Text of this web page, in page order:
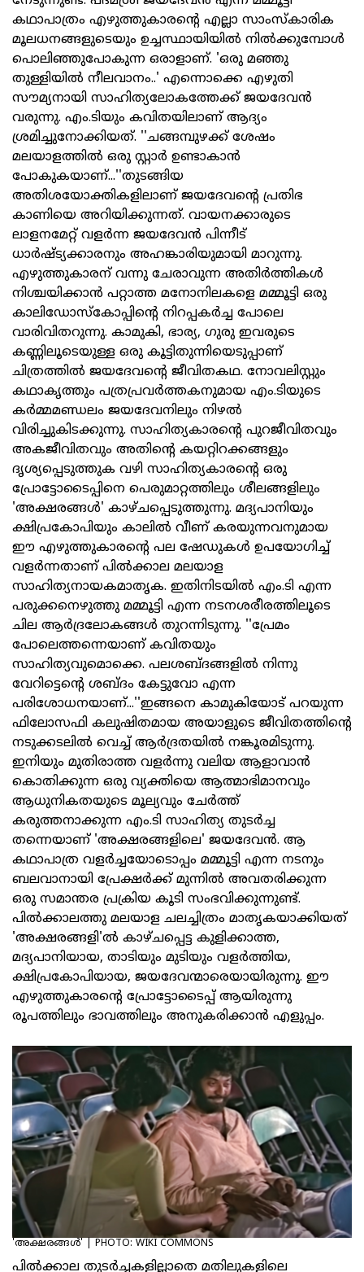
കഥാപാത്രം എഴുത്തുകാരന്റെ എല്ലാ സാംസ്‌കാരിക
മൂലധനങ്ങളുടെയും ഉച്ചസ്ഥായിയില്‍ നില്‍ക്കുമ്പോള്‍
പൊലിഞ്ഞുപോകുന്ന ഒരാളാണ്. 'ഒരു മഞ്ഞു
തുള്ളിയില്‍ നീലവാനം..' എന്നൊക്കെ എഴുതി
സൗമ്യനായി സാഹിത്യലോകത്തേക്ക് ജയദേവന്‍
വരുന്നു. എം.ടിയും കവിതയിലാണ് ആദ്യം
ശ്രമിച്ചുനോക്കിയത്. ''ചങ്ങമ്പുഴക്ക് ശേഷം
മലയാളത്തില്‍ ഒരു സ്റ്റാര്‍ ഉണ്ടാകാന്‍
പോകുകയാണ്...''തുടങ്ങിയ
അതിശയോക്തികളിലാണ് ജയദേവന്റെ പ്രതിഭ
കാണിയെ അറിയിക്കുന്നത്. വായനക്കാരുടെ
ലാളനമേറ്റ് വളര്‍ന്ന ജയദേവന്‍ പിന്നീട്
ധാര്‍ഷ്ട്യക്കാരനും അഹങ്കാരിയുമായി മാറുന്നു.
എഴുത്തുകാരന് വന്നു ചേരാവുന്ന അതിര്‍ത്തികള്‍
നിശ്ചയിക്കാന്‍ പറ്റാത്ത മനോനിലകളെ മമ്മൂട്ടി ഒരു
കാലിഡോസ്‌കോപ്പിന്റെ നിറപ്പകര്‍ച്ച പോലെ
വാരിവിതറുന്നു. കാമുകി, ഭാര്യ, ഗുരു ഇവരുടെ
കണ്ണിലൂടെയുള്ള ഒരു കൂട്ടിതുന്നിയെടുപ്പാണ്
ചിത്രത്തില്‍ ജയദേവന്റെ ജീവിതകഥ. നോവലിസ്റ്റും
കഥാകൃത്തും പത്രപ്രവര്‍ത്തകനുമായ എം.ടിയുടെ
കര്‍മ്മമണ്ഡലം ജയദേവനിലും നിഴല്‍
വിരിച്ചുകിടക്കുന്നു. സാഹിത്യകാരന്റെ പുറജീവിതവും
അകജീവിതവും അതിന്റെ കയറ്റിറക്കങ്ങളും
ദൃശ്യപ്പെടുത്തുക വഴി സാഹിത്യകാരന്റെ ഒരു
പ്രോട്ടോടൈപ്പിനെ പെരുമാറ്റത്തിലും ശീലങ്ങളിലും
'അക്ഷരങ്ങള്‍' കാഴ്ചപ്പെടുത്തുന്നു. മദ്യപാനിയും
ക്ഷിപ്രകോപിയും കാലില്‍ വീണ് കരയുന്നവനുമായ
ഈ എഴുത്തുകാരന്റെ പല ഷേഡുകള്‍ ഉപയോഗിച്ച്
വളര്‍ന്നതാണ് പില്‍ക്കാല മലയാള
സാഹിത്യനായകമാതൃക. ഇതിനിടയില്‍ എം.ടി എന്ന
പരുക്കനെഴുത്തു മമ്മൂട്ടി എന്ന നടനശരീരത്തിലൂടെ
ചില ആര്‍ദ്രലോകങ്ങള്‍ തുറന്നിടുന്നു. ''പ്രേമം
പോലെത്തന്നെയാണ് കവിതയും
സാഹിത്യവുമൊക്കെ. പലശബ്ദങ്ങളില്‍ നിന്നു
വേറിട്ടെന്റെ ശബ്ദം കേട്ടുവോ എന്ന
പരിശോധനയാണ്...''ഇങ്ങനെ കാമുകിയോട് പറയുന്ന
ഫിലോസഫി കലുഷിതമായ അയാളുടെ ജീവിതത്തിന്റെ
നടുക്കടലില്‍ വെച്ച് ആര്‍ദ്രതയില്‍ നങ്കൂരമിടുന്നു.
ഇനിയും മുതിരാത്ത വളര്‍ന്നു വലിയ ആളാവാന്‍
കൊതിക്കുന്ന ഒരു വ്യക്തിയെ ആത്മാഭിമാനവും
ആധുനികതയുടെ മൂല്യവും ചേര്‍ത്ത്
കരുത്തനാക്കുന്ന എം.ടി സാഹിത്യ തുടര്‍ച്ച
തന്നെയാണ് 'അക്ഷരങ്ങളിലെ' ജയദേവന്‍. ആ
കഥാപാത്ര വളര്‍ച്ചയോടൊപ്പം മമ്മൂട്ടി എന്ന നടനും
ബലവാനായി പ്രേക്ഷര്‍ക്ക് മുന്നില്‍ അവതരിക്കുന്ന
ഒരു സമാന്തര പ്രക്രിയ കൂടി സംഭവിക്കുന്നുണ്ട്.
പില്‍ക്കാലത്തു മലയാള ചലച്ചിത്രം മാതൃകയാക്കിയത്
'അക്ഷരങ്ങളി'ല്‍ കാഴ്ചപ്പെട്ട കുളിക്കാത്ത,
മദ്യപാനിയായ, താടിയും മുടിയും വളര്‍ത്തിയ,
ക്ഷിപ്രകോപിയായ, ജയദേവന്മാരെയായിരുന്നു. ഈ
എഴുത്തുകാരന്റെ പ്രോട്ടോടൈപ്പ് ആയിരുന്നു
രൂപത്തിലും ഭാവത്തിലും അനുകരിക്കാന്‍ എളുപ്പം.
'അക്ഷരങ്ങള്‍' | PHOTO: WIKI COMMONS
പില്‍ക്കാല തുടര്‍ച്ചകളില്ലാതെ മതിലുകളിലെ